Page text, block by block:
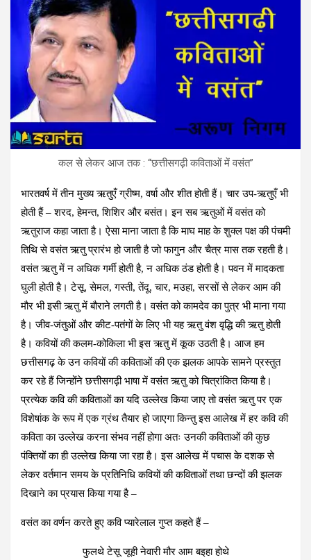
कल से लेकर आज तक : “छत्तीसगढ़ी कविताओं में वसंत”
भारतवर्ष में तीन मुख्य ऋतुएँ ग्रीष्म, वर्षा और शीत होती हैं। चार उप-ऋतुएँ भी
होती हैं – शरद, हेमन्त, शिशिर और बसंत। इन सब ऋतुओं में वसंत को
ऋतुराज कहा जाता है। ऐसा माना जाता है कि माघ माह के शुक्ल पक्ष की पंचमी
तिथि से वसंत ऋतु प्रारंभ हो जाती है जो फागुन और चैत्र मास तक रहती है।
वसंत ऋतु में न अधिक गर्मी होती है, न अधिक ठंड होती है। पवन में मादकता
घुली होती है। टेसू, सेमल, गस्ती, तेंदू, चार, मउहा, सरसों से लेकर आम की
मौर भी इसी ऋतु में बौराने लगती है। वसंत को कामदेव का पुत्र भी माना गया
है। जीव-जंतुओं और कीट-पतंगों के लिए भी यह ऋतु वंश वृद्धि की ऋतु होती
है। कवियों की कलम-कोकिला भी इस ऋतु में कूक उठती है। आज हम
छत्तीसगढ़ के उन कवियों की कविताओं की एक झलक आपके सामने प्रस्तुत
कर रहे हैं जिन्होंने छत्तीसगढ़ी भाषा में वसंत ऋतु को चित्रांकित किया है।
प्रत्येक कवि की कविताओं का यदि उल्लेख किया जाए तो वसंत ऋतु पर एक
विशेषांक के रूप में एक ग्रंथ तैयार हो जाएगा किन्तु इस आलेख में हर कवि की
कविता का उल्लेख करना संभव नहीं होगा अतः उनकी कविताओं की कुछ
पंक्तियों का ही उल्लेख किया जा रहा है। इस आलेख में पचास के दशक से
लेकर वर्तमान समय के प्रतिनिधि कवियों की कविताओं तथा छन्दों की झलक
दिखाने का प्रयास किया गया है –
वसंत का वर्णन करते हुए कवि प्यारेलाल गुप्त कहते हैं –
फुलथे टेसू जूही नेवारी मौर आम बइहा होथे